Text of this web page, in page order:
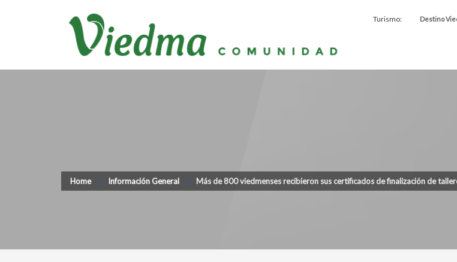
Turismo: Destino
Home Información General Más de 800 viedmenses recibieron sus certificados de finalización de